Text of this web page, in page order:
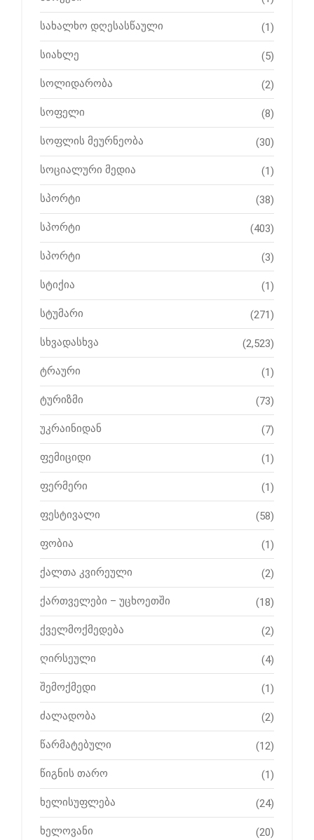
სახალხო დღესასწაული (1)
სიახლე (5)
სოლიდარობა (2)
სოფელი (8)
სოფლის მეურნეობა (30)
სოციალური მედია (1)
სპორტი (38)
სპორტი (403)
სპორტი (3)
სტიქია (1)
სტუმარი (271)
სხვადასხვა (2,523)
ტრაური (1)
ტურიზმი (73)
უკრაინიდან (7)
ფემიციდი (1)
ფერმერი (1)
ფესტივალი (58)
ფობია (1)
ქალთა კვირეული (2)
ქართველები – უცხოეთში (18)
ქველმოქმედება (2)
ღირსეული (4)
შემოქმედი (1)
ძალადობა (2)
წარმატებული (12)
წიგნის თარო (1)
ხელისუფლება (24)
ხელოვანი (20)